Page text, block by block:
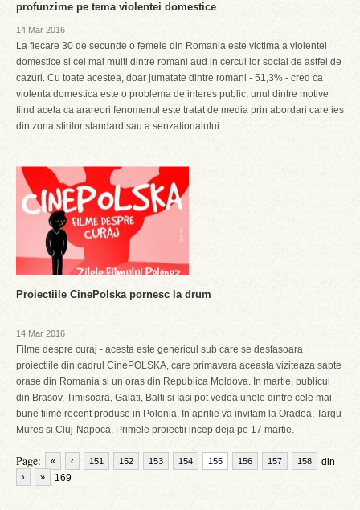
profunzime pe tema violentei domestice
14 Mar 2016
La fiecare 30 de secunde o femeie din Romania este victima a violentei
domestice si cei mai multi dintre romani aud in cercul lor social de astfel de
cazuri. Cu toate acestea, doar jumatate dintre romani - 51,3% - cred ca
violenta domestica este o problema de interes public, unul dintre motive
fiind acela ca arareori fenomenul este tratat de media prin abordari care ies
din zona stirilor standard sau a senzationalului.
Proiectiile CinePolska pornesc la drum
14 Mar 2016
Filme despre curaj - acesta este genericul sub care se desfasoara
proiectiile din cadrul CinePOLSKA, care primavara aceasta viziteaza sapte
orase din Romania si un oras din Republica Moldova. In martie, publicul
din Brasov, Timisoara, Galati, Balti si Iasi pot vedea unele dintre cele mai
bune filme recent produse in Polonia. In aprilie va invitam la Oradea, Targu
Mures si Cluj-Napoca. Primele proiectii incep deja pe 17 martie.
Page: « ‹ 151 152 153 154 155 156 157 158
din
169
› »